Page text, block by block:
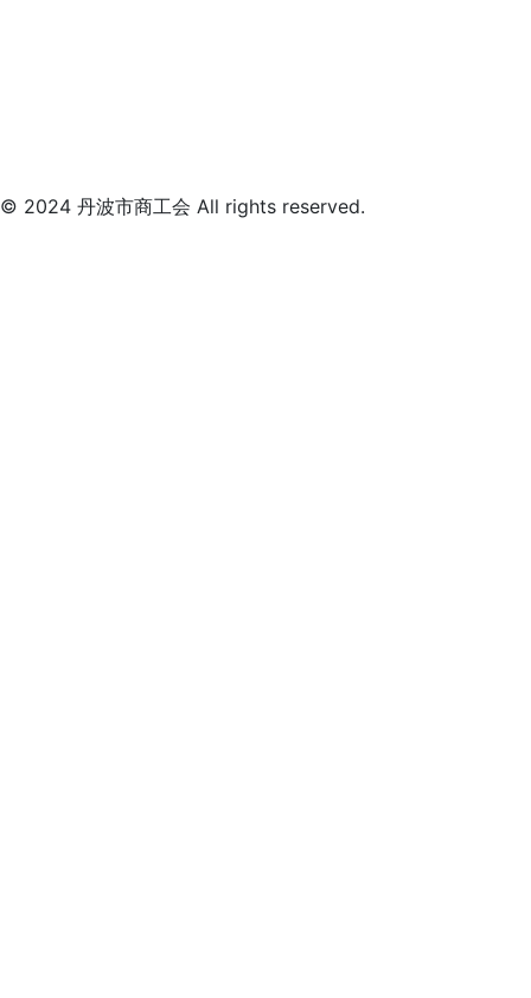
© 2024 丹波市商工会 All rights reserved.